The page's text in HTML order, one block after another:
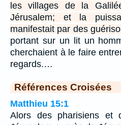
les villages de la
Jérusalem; et la
manifestait par des
portant sur un lit un
cherchaient à le faire
regards.…
Références Croisées
Matthieu 15:1
Alors des pharisiens et